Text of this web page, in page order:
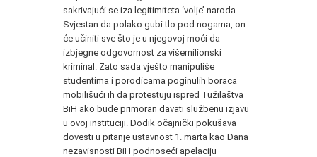
sakrivajući se iza legitimiteta ‘volje’ naroda.
Svjestan da polako gubi tlo pod nogama, on
će učiniti sve što je u njegovoj moći da
izbjegne odgovornost za višemilionski
kriminal. Zato sada vješto manipuliše
studentima i porodicama poginulih boraca
mobilišući ih da protestuju ispred Tužilaštva
BiH ako bude primoran davati službenu izjavu
u ovoj instituciji. Dodik očajnički pokušava
dovesti u pitanje ustavnost 1. marta kao Dana
nezavisnosti BiH podnoseći apelaciju